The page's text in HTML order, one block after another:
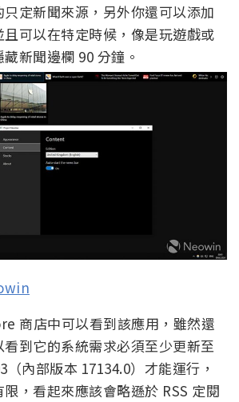
定新聞來源，另外你還可以添加
可以在特定時候，像是玩遊戲或
新聞邊欄 90 分鐘。
商店中可以看到該應用，雖然還
到它的系統需求必須至少更新至
內部版本 17134.0）才能運行，
，看起來應該會略遜於 RSS 定閱